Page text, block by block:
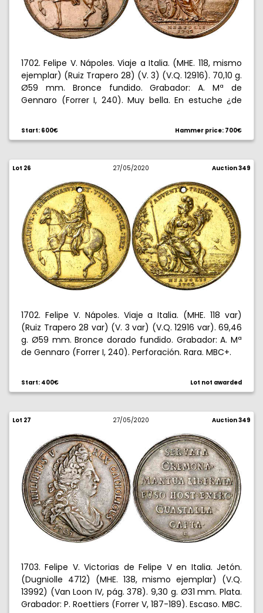
1702. Felipe V. Nápoles. Viaje a Italia. (MHE. 118, mismo
ejemplar) (Ruiz Trapero 28) (V. 3) (V.Q. 12916). 70,10 g.
Ø59 mm. Bronce fundido. Grabador: A. Mª de
Gennaro (Forrer I, 240). Muy bella. En estuche ¿de
Start: 600€ Hammer price: 700€
Lot 26 27/05/2020 Auction 349
1702. Felipe V. Nápoles. Viaje a Italia. (MHE. 118 var)
(Ruiz Trapero 28 var) (V. 3 var) (V.Q. 12916 var). 69,46
g. Ø59 mm. Bronce dorado fundido. Grabador: A. Mª
de Gennaro (Forrer I, 240). Perforación. Rara. MBC+.
Start: 400€ Lot not awarded
Lot 27 27/05/2020 Auction 349
1703. Felipe V. Victorias de Felipe V en Italia. Jetón.
(Dugniolle 4712) (MHE. 138, mismo ejemplar) (V.Q.
13992) (Van Loon IV, pág. 378). 9,30 g. Ø31 mm. Plata.
Grabador: P. Roettiers (Forrer V, 187-189). Escaso. MBC.